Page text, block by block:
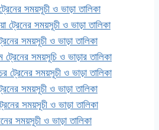
সময়সূচী ও ভাড়া তালিকা
ট্রেনের সময়সূচী ও ভাড়া তালিকা
সময়সূচী ও ভাড়া তালিকা
ট্রেনের সময়সূচি ও ভাড়ার তালিকা
ট্রেনের সময়সূচী ও ভাড়া তালিকা
সময়সূচী ও ভাড়া তালিকা
সময়সূচী ও ভাড়া তালিকা
সময়সূচী ও ভাড়া তালিকা